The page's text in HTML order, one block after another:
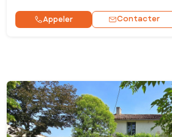
Appeler Contacter